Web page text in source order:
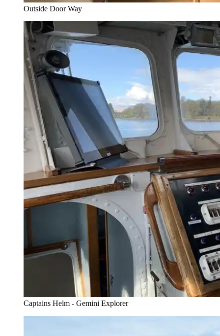
Outside Door Way
Captains Helm - Gemini Explorer